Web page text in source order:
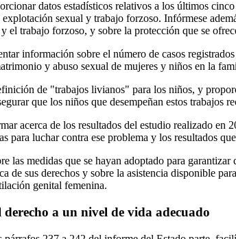
datos estadísticos relativos a los últimos
sexual y trabajo forzoso. Infórmese
y el trabajo forzoso, y sobre la protección que se
información sobre el número de casos
y abuso sexual de mujeres y niños en la
de "trabajos livianos" para los niños, y
que los niños que desempeñan estos trabajos
acerca de los resultados del estudio realizado en
para luchar contra ese problema y los resultados
las medidas que se hayan adoptado para
de sus derechos y sobre la asistencia disponible
genital femenina.
a un nivel de vida adecuado